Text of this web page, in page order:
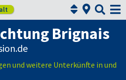
 

Brignais
und weitere Unterkünfte in und